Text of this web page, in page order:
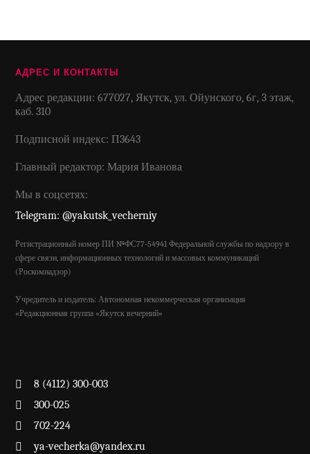
АДРЕС И КОНТАКТЫ
Адрес редакции: 677027, Якутск, ул. Ойунского, 6г, 3 этаж,
каб. 310
Подписной индекс: П3643
Главный редактор: Мария Иванова
Мы в соцсетях:
Telegram: @yakutsk_vecherniy
Регистрационный номер ПИ №ФС77-54941 Федеральной службы по надзору в
сфере связи, информационных технологий и массовых коммуникаций
(Роскомнадзор)
Учредитель и издатель: Автономная некоммерческая организация
«Редакционная группа «Якутск вечерний»
8 (4112) 300-003
300-025
702-224
ya-vecherka@yandex.ru